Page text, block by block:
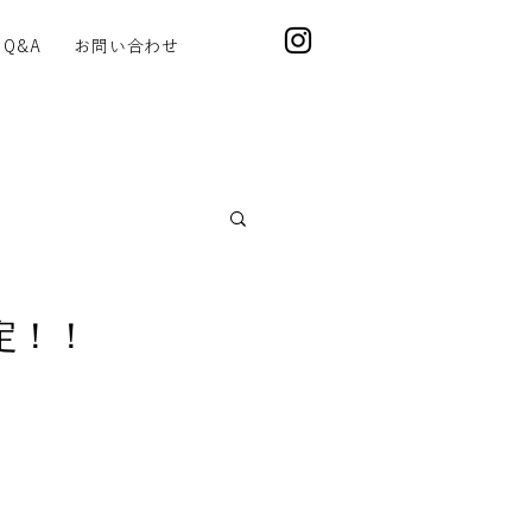
Q&A お問い合わせ
！